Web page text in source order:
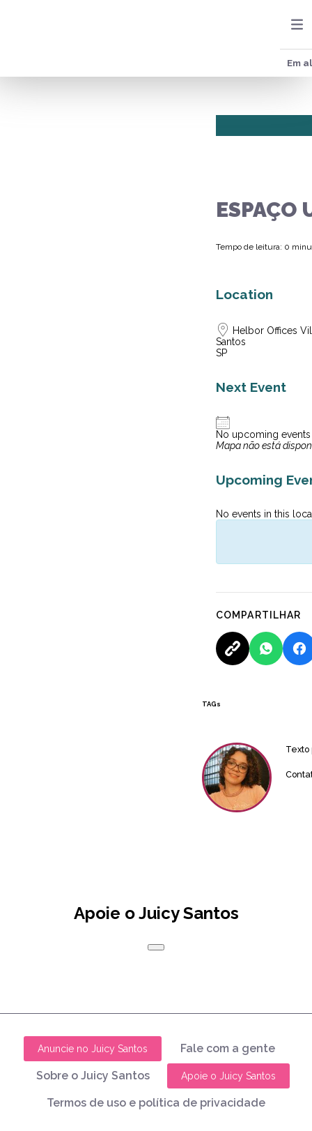
Em
ESPAÇO
Tempo de leitura: 0
Location
Helbor Offices
Santos
SP
Next Event
No upcoming events
Mapa não está
Upcoming
No events in this
COMPARTILHAR
TAGs
Texto
Apoie o Juicy Santos
Anuncie no Juicy Santos Fale com a gente
Sobre o Juicy Santos Apoie o Juicy Santos
Termos de uso e política de privacidade